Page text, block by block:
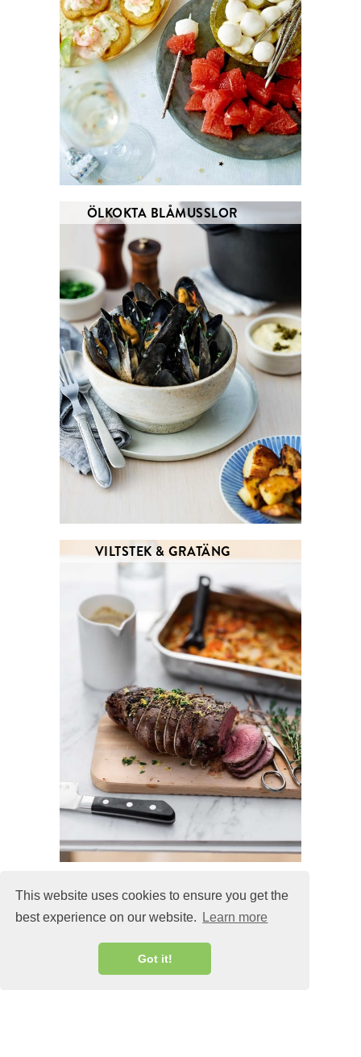
This website uses cookies to ensure you get the
best experience on our website.
Learn more
Got it!
ÖLKOKTA BLÅMUSSLOR
VILTSTEK & GRATÄNG
MALIN@MALINLANDQVIST.SE